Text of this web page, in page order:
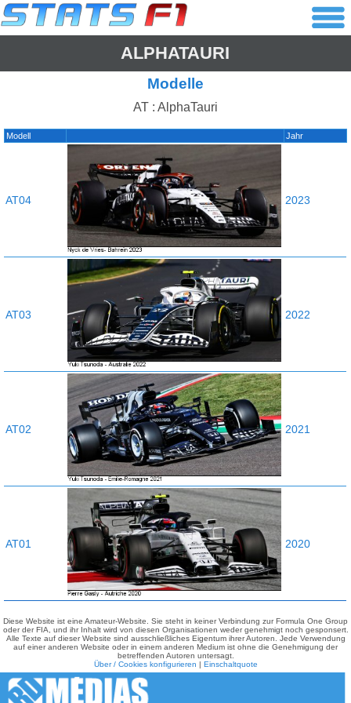
ALPHATAURI
Modelle
AT : AlphaTauri
Modell Jahr
AT04 2023
AT03 2022
AT02 2021
AT01 2020
Diese Website ist eine Amateur-Website. Sie steht in keiner Verbindung zur Formula One Group
oder der FIA, und ihr Inhalt wird von diesen Organisationen weder genehmigt noch gesponsert.
Alle Texte auf dieser Website sind ausschließliches Eigentum ihrer Autoren. Jede Verwendung
auf einer anderen Website oder in einem anderen Medium ist ohne die Genehmigung der
betreffenden Autoren untersagt.
Über / Cookies konfigurieren | Einschaltquote